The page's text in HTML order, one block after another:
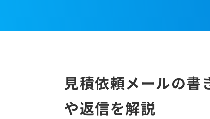
見積依頼メールの書
や返信を解説